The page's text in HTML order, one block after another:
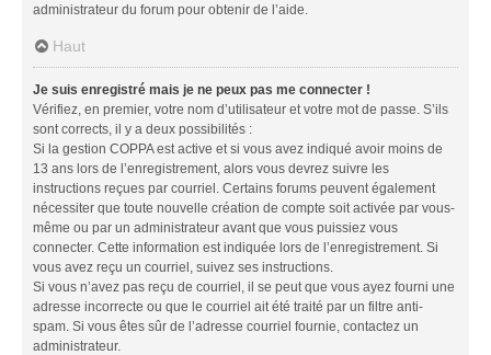
administrateur du forum pour obtenir de l’aide.
Haut
Je suis enregistré mais je ne peux pas me connecter !
Vérifiez, en premier, votre nom d’utilisateur et votre mot de passe. S’ils
sont corrects, il y a deux possibilités :
Si la gestion COPPA est active et si vous avez indiqué avoir moins de
13 ans lors de l’enregistrement, alors vous devrez suivre les
instructions reçues par courriel. Certains forums peuvent également
nécessiter que toute nouvelle création de compte soit activée par vous-
même ou par un administrateur avant que vous puissiez vous
connecter. Cette information est indiquée lors de l’enregistrement. Si
vous avez reçu un courriel, suivez ses instructions.
Si vous n’avez pas reçu de courriel, il se peut que vous ayez fourni une
adresse incorrecte ou que le courriel ait été traité par un filtre anti-
spam. Si vous êtes sûr de l’adresse courriel fournie, contactez un
administrateur.